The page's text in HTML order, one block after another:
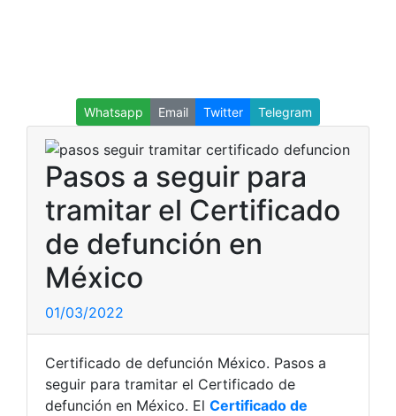
Whatsapp Email Twitter Telegram
Pasos a seguir para
tramitar el Certificado
de defunción en
México
01/03/2022
Certificado de defunción México. Pasos a
seguir para tramitar el Certificado de
defunción en México. El Certificado de